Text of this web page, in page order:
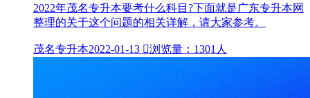
2022年茂名专升本要考什么科目?下面就是广东专升本网
整理的关于这个问题的相关详解，请大家参考。
茂名专升本2022-01-13 浏览量：1301人